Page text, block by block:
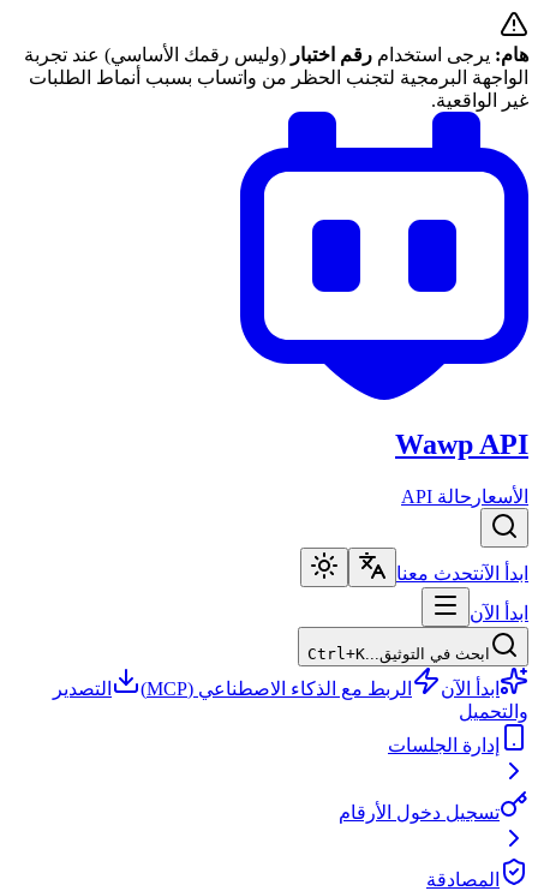
هام: يرجى استخدام رقم اختبار (وليس رقمك الأساسي) عند تجربة
الواجهة البرمجية لتجنب الحظر من واتساب بسبب أنماط الطلبات
غير الواقعية.
Wawp API
الأسعار حالة API
ابدأ الآنتحدث معنا
ابدأ الآن
ابحث في التوثيق... Ctrl+K
ابدأ الآن الربط مع الذكاء الاصطناعي (MCP)
التصدير
والتحميل
إدارة الجلسات
تسجيل دخول الأرقام
المصادقة